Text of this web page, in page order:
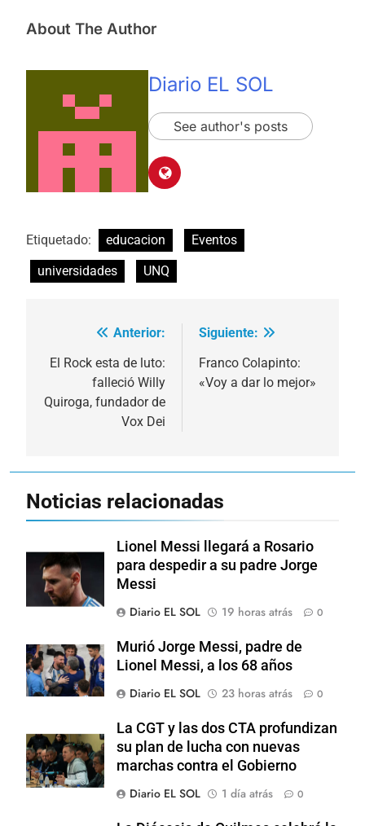
About The Author
Diario EL SOL
See author's posts
Etiquetado: educacion
Eventos
universidades
UNQ
Navegación
de
entradas
Anterior:
El Rock esta de luto:
falleció Willy
Quiroga, fundador de
Vox Dei
Siguiente:
Franco Colapinto:
«Voy a dar lo mejor»
Noticias relacionadas
Lionel Messi llegará a Rosario
para despedir a su padre Jorge
Messi
Diario EL SOL
19 horas atrás 0
Murió Jorge Messi, padre de
Lionel Messi, a los 68 años
Diario EL SOL
23 horas atrás 0
La CGT y las dos CTA profundizan
su plan de lucha con nuevas
marchas contra el Gobierno
Diario EL SOL
1 día atrás 0